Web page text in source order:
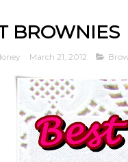
BROWNIES
March 21, 2012